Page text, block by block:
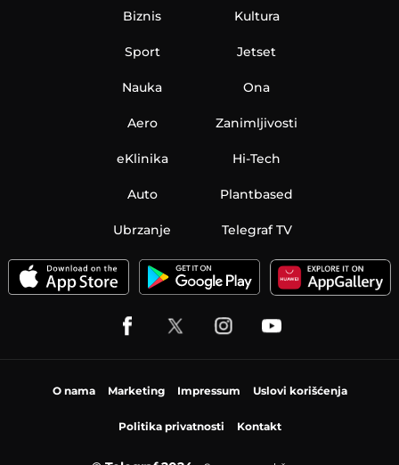
Biznis
Sport
Nauka
Aero
Kultura
Jetset
Ona
Zanimljivosti
eKlinika Hi-Tech
Auto Plantbased
Ubrzanje Telegraf TV
O nama Marketing Impressum Uslovi korišćenja
Politika privatnosti Kontakt